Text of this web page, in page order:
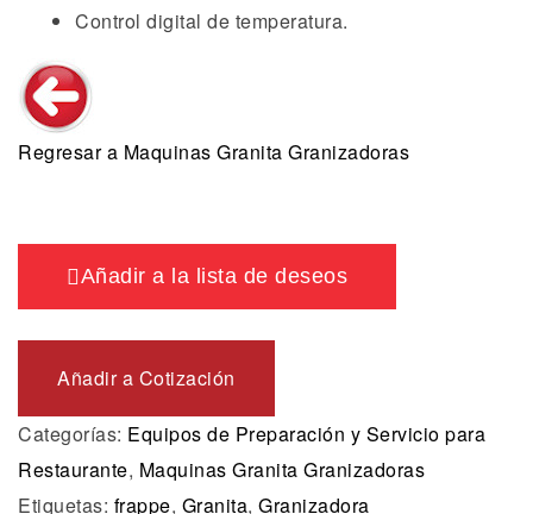
Control digital de temperatura.
Regresar a Maquinas Granita Granizadoras
Añadir a la lista de deseos
Añadir a Cotización
Categorías: Equipos de Preparación y Servicio para
Restaurante, Maquinas Granita Granizadoras
Etiquetas: frappe, Granita, Granizadora